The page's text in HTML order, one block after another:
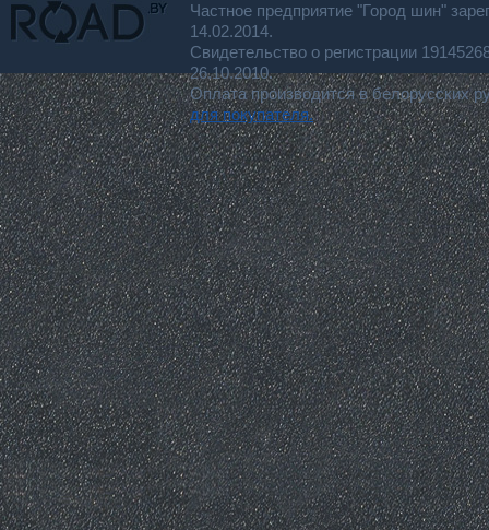
Частное предприятие "Город шин"
14.02.2014.
Свидетельство о регистрации
26.10.2010.
Оплата производится в белорусских
для покупателя.